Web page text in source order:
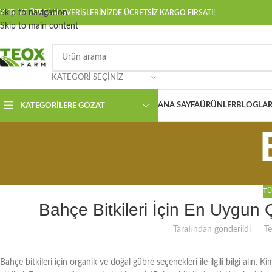
Skip to navigation
Skip to main content
TL VE ÜZERİ ALIŞVERİŞLERİNİZDE ÜCRETSİZ KARGO FIRSATI!
KATEGORI SEÇINIZ
KATEGORILERE GÖZAT ANA SAYFAÜRÜNLER
Bahçe Bitkileri İçin En Uygun
Tarafından gönderildi
Bahçe bitkileri için organik ve doğal gübre seçenekleri ile ilgili bilgi alın.